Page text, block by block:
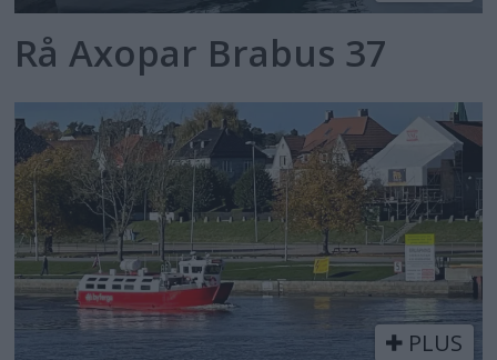
Rå Axopar Brabus 37
PLUS